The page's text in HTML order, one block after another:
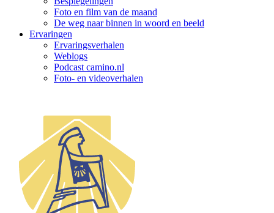
Foto en film van de maand
De weg naar binnen in woord en beeld
Ervaringen
Ervaringsverhalen
Weblogs
Podcast camino.nl
Foto- en videoverhalen